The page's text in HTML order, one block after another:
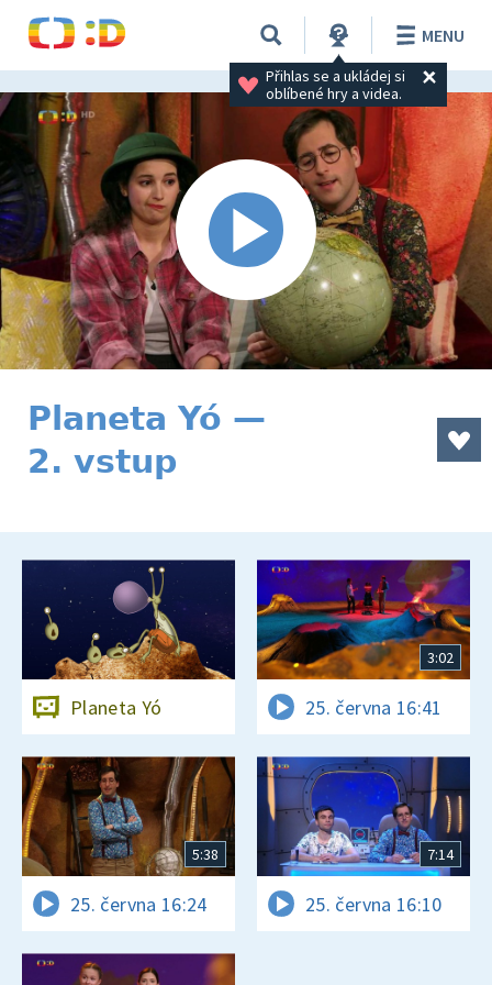
Přihlas se a ukládej si
oblíbené hry a videa.
MENU
Planeta Yó —
2. vstup
Planeta Yó
3:02
25. června 16:41
5:38
25. června 16:24
7:14
25. června 16:10